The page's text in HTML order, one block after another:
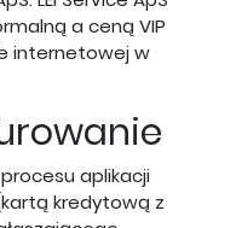
a ceną VIP
internetowej w
aplikacji
kredytową z